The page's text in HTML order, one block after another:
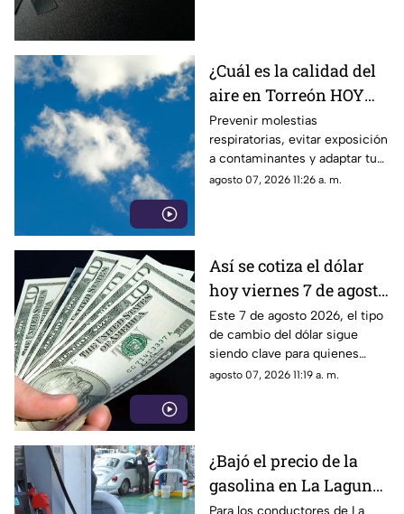
años.
¿Cuál es la calidad del
aire en Torreón HOY
viernes 7 de agosto
2026?
Prevenir molestias
respiratorias, evitar exposición
a contaminantes y adaptar tus
actividades al nivel de riesgo,
agosto 07, 2026 11:26 a. m.
Así se cotiza el dólar
hoy viernes 7 de agosto
2026 en Torreón
Este 7 de agosto 2026, el tipo
de cambio del dólar sigue
siendo clave para quienes
realizan transacciones en
agosto 07, 2026 11:19 a. m.
¿Bajó el precio de la
gasolina en La Laguna
HOY viernes 7 de